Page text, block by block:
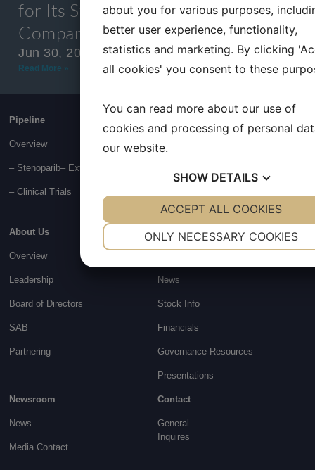
for Its Stenoparib DRP®
Companion Diagnostic
Jun 30, 2026
Read More »
Pipeline
Overview
– Stenoparib– External Programs
– Clinical Trials
The DRP
About Us
Overview
Leadership
Board of Directors
SAB
Partnering
Investors
News
Stock Info
Financials
Governance Resources
Presentations
Newsroom
News
Media Contact
Contact
General
Inquires
about you for various purposes,
better user experience, functionality,
statistics and marketing. By clicking
all cookies' you consent to these
You can read more about our use of
cookies and processing of personal
our website.
SHOW DETAILS
YES NO YES NO
MARKETING
ONLY NECESSARY COOKIES
ACCEPT ALL COOKIES